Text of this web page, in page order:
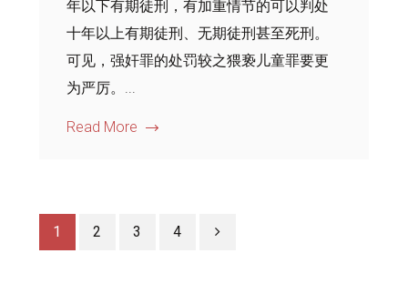
年以下有期徒刑，有加重情节的可以判处
十年以上有期徒刑、无期徒刑甚至死刑。
可见，强奸罪的处罚较之猥亵儿童罪要更
为严厉。...
Read More
1 2 3 4